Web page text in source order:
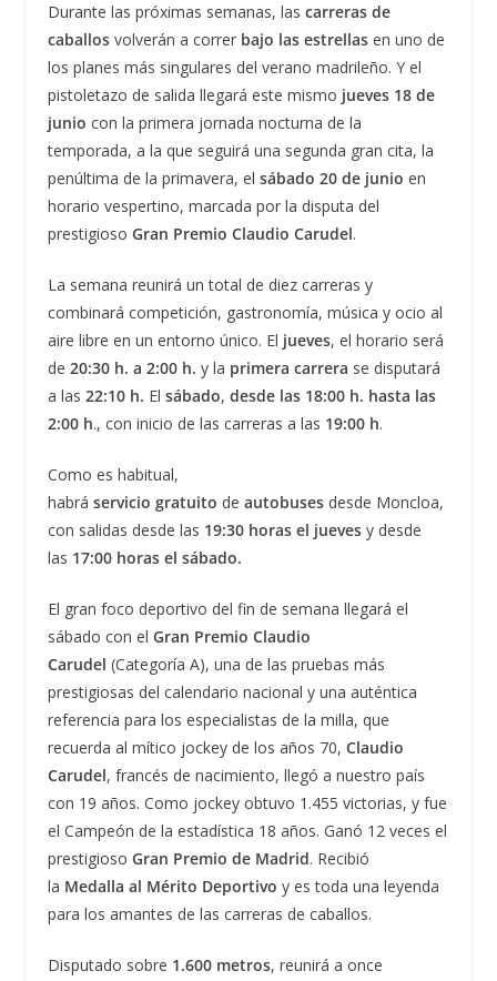
Durante las próximas semanas, las carreras de
caballosvolverán a correr bajo las estrellasen uno de
los planes más singulares del verano madrileño. Y el
pistoletazo de salida llegará este mismo jueves 18 de
junio con la primera jornada nocturna de la
temporada, a la que seguirá una segunda gran cita, la
penúltima de la primavera, el sábado 20 de junio en
horario vespertino, marcada por la disputa del
prestigioso Gran Premio Claudio Carudel.
La semana reunirá un total de diez carreras y
combinará competición, gastronomía, música y ocio al
aire libre en un entorno único. El jueves, el horario será
de 20:30 h. a 2:00 h. y la primera carrera se disputará
a las 22:10 h. El sábado, desde las 18:00 h. hasta las
2:00 h., con inicio de las carreras a las 19:00 h.
Como es habitual,
habrá servicio gratuito de autobusesdesde Moncloa,
con salidas desde las 19:30 horas el juevesy desde
las 17:00 horas el sábado.
El gran foco deportivo del fin de semana llegará el
sábado con el Gran Premio Claudio
Carudel (Categoría A), una de las pruebas más
prestigiosas del calendario nacional y una auténtica
referencia para los especialistas de la milla, que
recuerda al mítico jockey de los años 70, Claudio
Carudel, francés de nacimiento, llegó a nuestro país
con 19 años. Como jockey obtuvo 1.455 victorias, y fue
el Campeón de la estadística 18 años. Ganó 12 veces el
prestigioso Gran Premio de Madrid. Recibió
la Medalla al Mérito Deportivo y es toda una leyenda
para los amantes de las carreras de caballos.
Disputado sobre 1.600 metros, reunirá a once